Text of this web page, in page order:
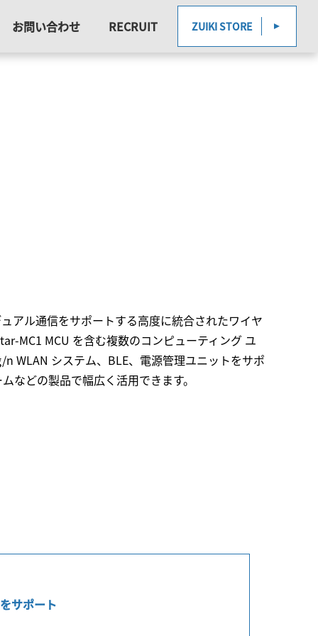
お問い合わせ RECRUIT ZUIKI STORE
アル通信をサポートする高度に統合されたワイヤ
MC1 MCU を含む複数のコンピューティング ユ
WLAN システム、BLE、電源管理ユニットをサポ
などの製品で幅広く活用できます。
サポート